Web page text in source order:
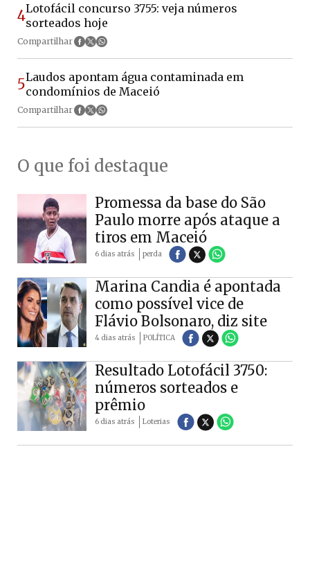
4Lotofácil concurso 3755: veja números
sorteados hoje
Compartilhar
5Laudos apontam água contaminada em
condomínios de Maceió
Compartilhar
O que foi destaque
Promessa da base do São
Paulo morre após ataque a
tiros em Maceió
6 dias atrás perda
Marina Candia é apontada
como possível vice de
Flávio Bolsonaro, diz site
4 dias atrás POLÍTICA
Resultado Lotofácil 3750:
números sorteados e
prêmio
6 dias atrás Loterias